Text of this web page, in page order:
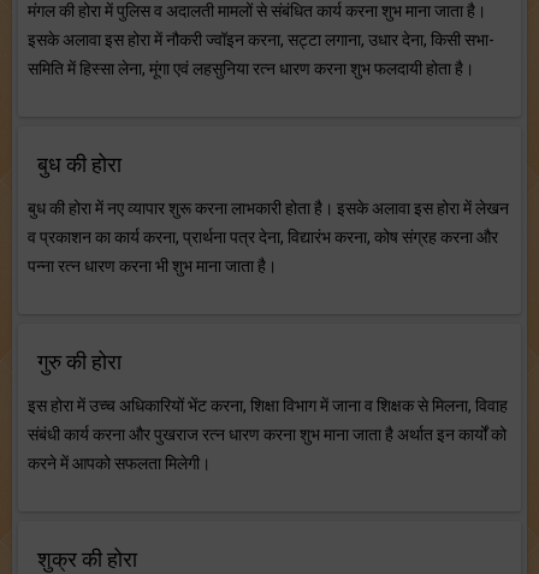
मंगल की होरा में पुलिस व अदालती मामलों से संबंधित कार्य करना शुभ माना जाता है।
इसके अलावा इस होरा में नौकरी ज्वॉइन करना, सट्टा लगाना, उधार देना, किसी सभा-
समिति में हिस्सा लेना, मूंगा एवं लहसुनिया रत्न धारण करना शुभ फलदायी होता है।
बुध की होरा
बुध की होरा में नए व्यापार शुरू करना लाभकारी होता है। इसके अलावा इस होरा में लेखन
व प्रकाशन का कार्य करना, प्रार्थना पत्र देना, विद्यारंभ करना, कोष संग्रह करना और
पन्ना रत्न धारण करना भी शुभ माना जाता है।
गुरु की होरा
इस होरा में उच्च अधिकारियों भेंट करना, शिक्षा विभाग में जाना व शिक्षक से मिलना, विवाह
संबंधी कार्य करना और पुखराज रत्न धारण करना शुभ माना जाता है अर्थात इन कार्यों को
करने में आपको सफलता मिलेगी।
शुक्र की होरा